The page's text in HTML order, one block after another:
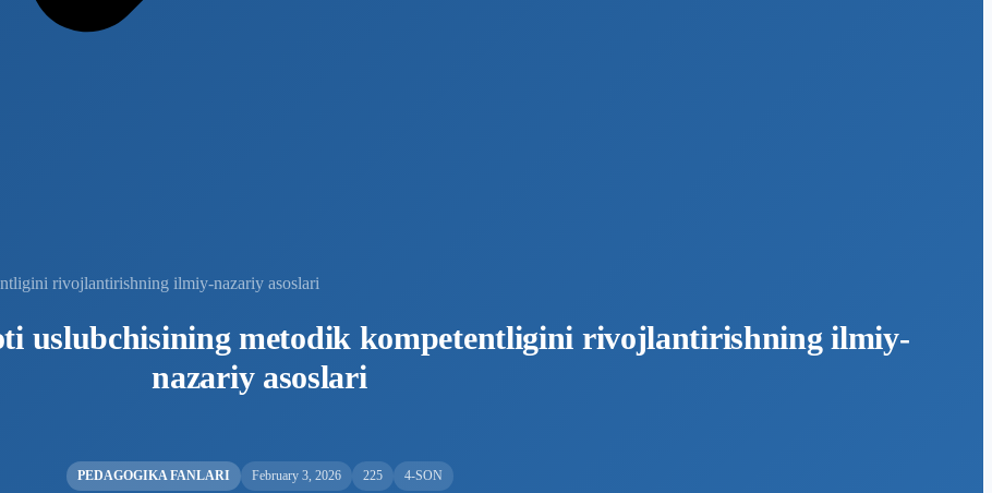
rivojlantirishning ilmiy-nazariy asoslari
uslubchisining metodik kompetentligini rivojlantirishning ilmiy-
nazariy asoslari
PEDAGOGIKA FANLARI
February 3, 2026 225 4-SON